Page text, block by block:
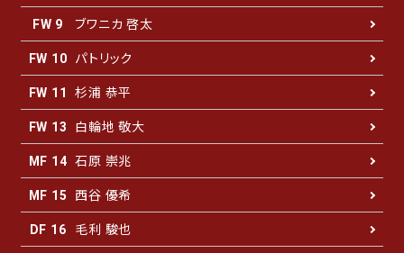
FW 9 ブワニカ 啓太
FW 10 パトリック
FW 11 杉浦 恭平
FW 13 白輪地 敬大
MF 14 石原 崇兆
MF 15 西谷 優希
DF 16 毛利 駿也